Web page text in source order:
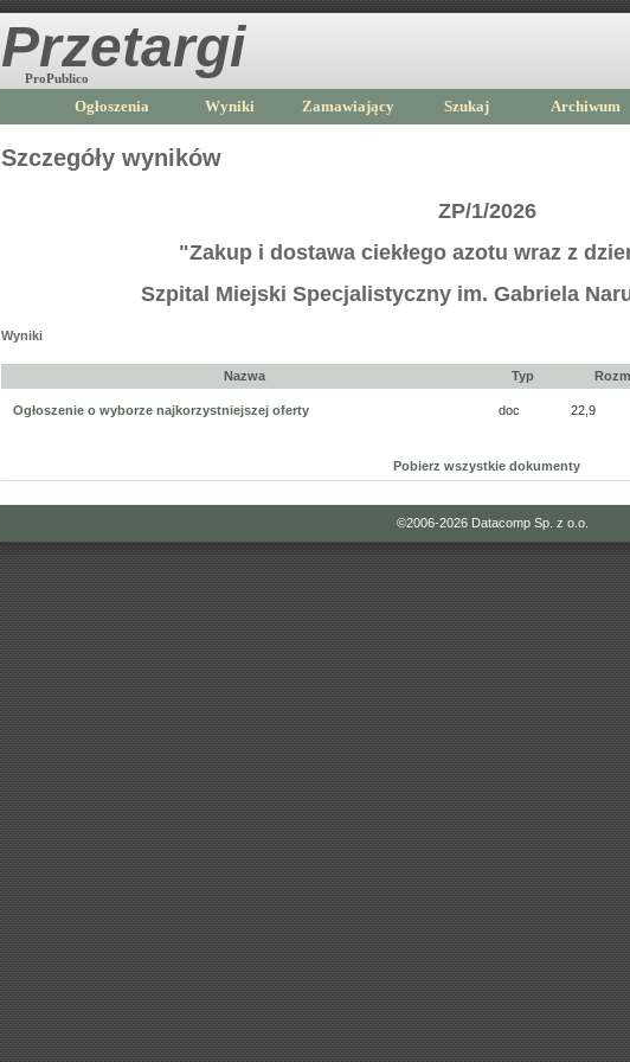
Przetargi
ProPublico
Ogłoszenia Wyniki Zamawiający Szukaj Archiwum
Szczegóły wyników
ZP/1/2026
"Zakup i dostawa ciekłego azotu wraz z
Szpital Miejski Specjalistyczny im. Gabriela
Wyniki
Nazwa Typ
Ogłoszenie o wyborze najkorzystniejszej oferty doc 22,9
Pobierz wszystkie dokumenty
©2006-2026 Datacomp Sp. z o.o.